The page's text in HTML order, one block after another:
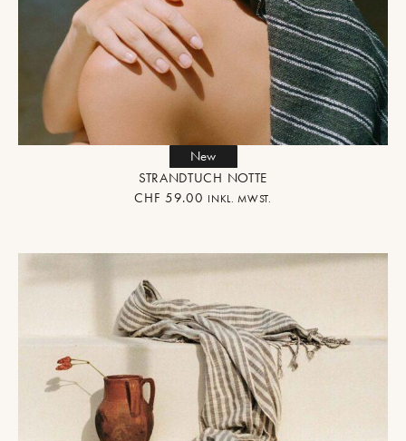
New
STRANDTUCH NOTTE
CHF 59.00 INKL. MWST.